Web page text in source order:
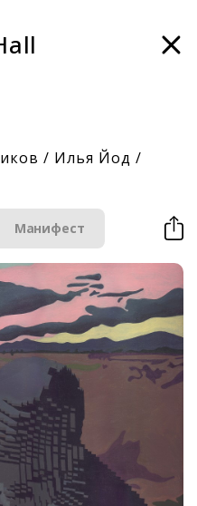
/ Илья Йод /
Манифест